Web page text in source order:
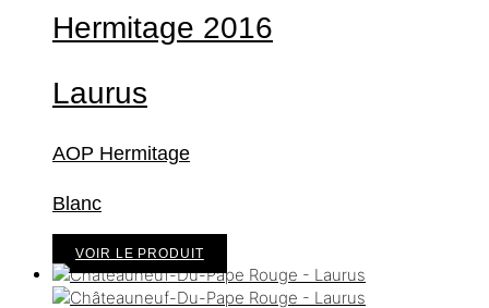
Hermitage 2016
Laurus
AOP Hermitage
Blanc
VOIR LE PRODUIT